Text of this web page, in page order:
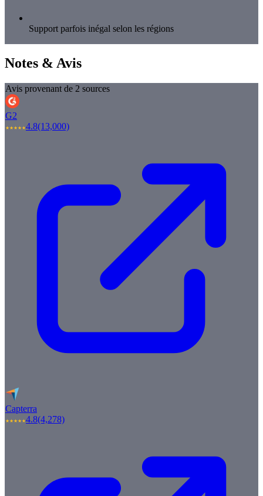
Support parfois inégal selon les régions
Notes & Avis
Avis provenant de 2 sources
G2
4.8(13,000)
Capterra
4.8(4,278)